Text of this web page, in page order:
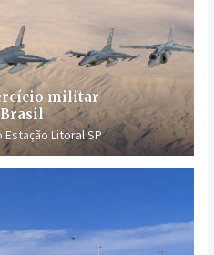
militar
Estação Litoral SP